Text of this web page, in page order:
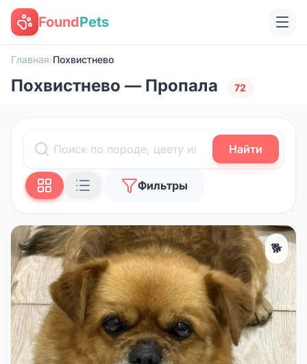
FoundPets
Главная›Похвистнево
Похвистнево — Пропала 72
Найти
Фильтры
🐕